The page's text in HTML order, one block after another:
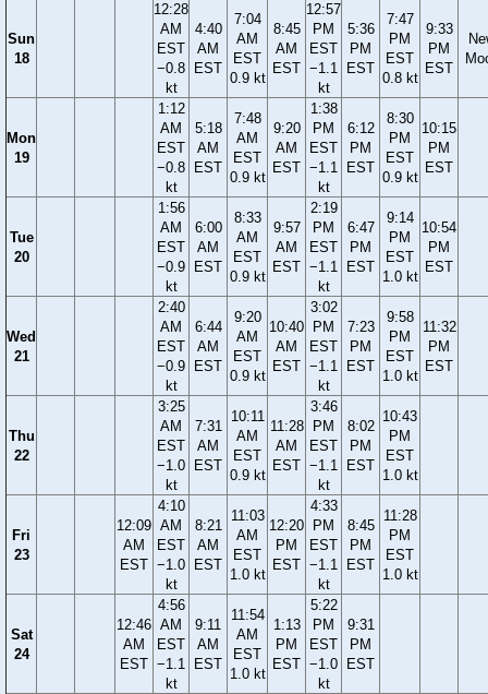
Sun
18
12:28
AM
EST
−0.8
kt
4:40
AM
EST
7:04
AM
EST
0.9 kt
8:45
AM
EST
12:57
PM
EST
−1.1
kt
5:36
PM
EST
7:47
PM
EST
0.8 kt
9:33
PM
EST
Mon
19
1:12
AM
EST
−0.8
kt
5:18
AM
EST
7:48
AM
EST
0.9 kt
9:20
AM
EST
1:38
PM
EST
−1.1
kt
6:12
PM
EST
8:30
PM
EST
0.9 kt
10:15
PM
EST
Tue
20
1:56
AM
EST
−0.9
kt
6:00
AM
EST
8:33
AM
EST
0.9 kt
9:57
AM
EST
2:19
PM
EST
−1.1
kt
6:47
PM
EST
9:14
PM
EST
1.0 kt
10:54
PM
EST
Wed
21
2:40
AM
EST
−0.9
kt
6:44
AM
EST
9:20
AM
EST
0.9 kt
10:40
AM
EST
3:02
PM
EST
−1.1
kt
7:23
PM
EST
9:58
PM
EST
1.0 kt
11:32
PM
EST
Thu
22
3:25
AM
EST
−1.0
kt
7:31
AM
EST
10:11
AM
EST
0.9 kt
11:28
AM
EST
3:46
PM
EST
−1.1
kt
8:02
PM
EST
10:43
PM
EST
1.0 kt
Fri
23
12:09
AM
EST
4:10
AM
EST
−1.0
kt
8:21
AM
EST
11:03
AM
EST
1.0 kt
12:20
PM
EST
4:33
PM
EST
−1.1
kt
8:45
PM
EST
11:28
PM
EST
1.0 kt
Sat
24
12:46
AM
EST
4:56
AM
EST
−1.1
kt
9:11
AM
EST
11:54
AM
EST
1.0 kt
1:13
PM
EST
5:22
PM
EST
−1.0
kt
9:31
PM
EST